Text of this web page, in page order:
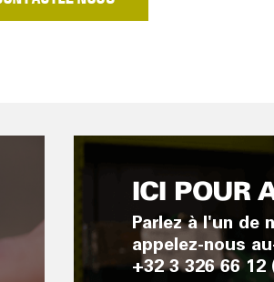
ICI POUR
Parlez à l'un de
appelez-nous au
+32 3 326 66 12